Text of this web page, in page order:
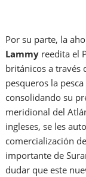
Por su parte, la
Lammy reedita el
británicos a través
pesqueros la
consolidando su
meridional del
ingleses, se les
comercialización
importante de
dudar que este